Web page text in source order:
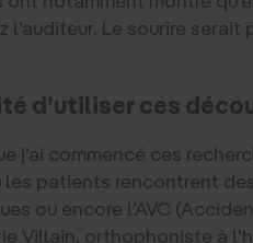
Le sourire
d’utiliser ces
j’ai commencé ces
patients rencontrent
ou encore l’AVC
Villain, orthophoniste à